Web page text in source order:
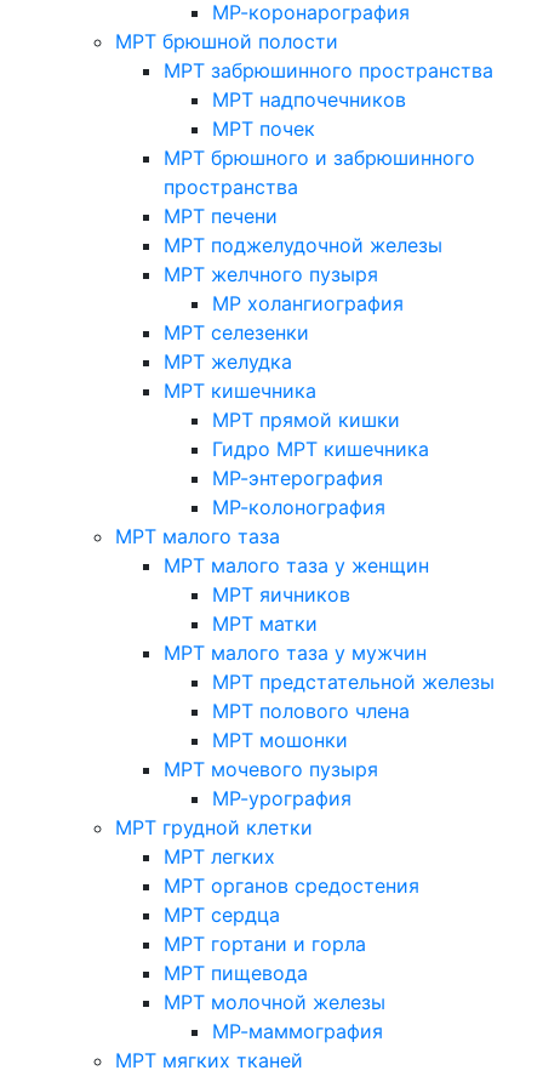
МР-коронарография
МРТ брюшной полости
МРТ забрюшинного пространства
МРТ надпочечников
МРТ почек
МРТ брюшного и забрюшинного
пространства
МРТ печени
МРТ поджелудочной железы
МРТ желчного пузыря
МР холангиография
МРТ селезенки
МРТ желудка
МРТ кишечника
МРТ прямой кишки
Гидро МРТ кишечника
МР-энтерография
МР-колонография
МРТ малого таза
МРТ малого таза у женщин
МРТ яичников
МРТ матки
МРТ малого таза у мужчин
МРТ предстательной железы
МРТ полового члена
МРТ мошонки
МРТ мочевого пузыря
МР-урография
МРТ грудной клетки
МРТ легких
МРТ органов средостения
МРТ сердца
МРТ гортани и горла
МРТ пищевода
МРТ молочной железы
МР-маммография
МРТ мягких тканей